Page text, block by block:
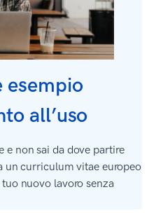
esempio
all’uso
e non sai da dove partire
un curriculum vitae europeo
nuovo lavoro senza